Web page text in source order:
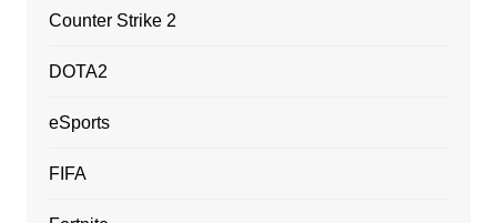
Counter Strike 2
DOTA2
eSports
FIFA